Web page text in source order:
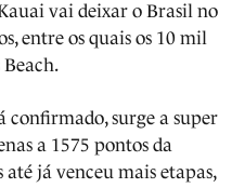
vai deixar o Brasil no
entre os quais os 10 mil
confirmado, surge a super
a 1575 pontos da
já venceu mais etapas,